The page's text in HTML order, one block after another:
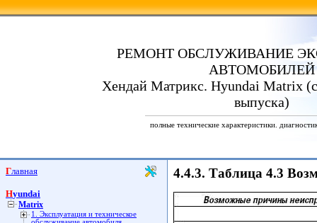
РЕМОНТ ОБСЛУЖИВАНИЕ
АВТОМОБИЛЕЙ
Хендай Матрикс. Hyundai Matrix
выпуска)
полные технические характеристики.
Главная
Hyundai
Matrix
1. Эксплуатация и техническое
4.4.3. Таблица 4.3